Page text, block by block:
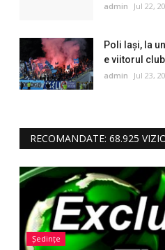
admin Jul 22,
Poli Iași, la
e viitorul
admin Jul 23,
RECOMANDATE: 68.925
Ședințe